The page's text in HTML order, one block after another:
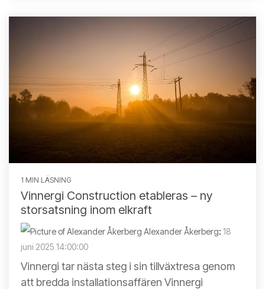
1 MIN LÄSNING
Vinnergi Construction etableras – ny
storsatsning inom elkraft
Alexander Åkerberg: 18
juni 2025 14:00:00
Vinnergi tar nästa steg i sin tillväxtresa genom
att bredda installationsaffären Vinnergi